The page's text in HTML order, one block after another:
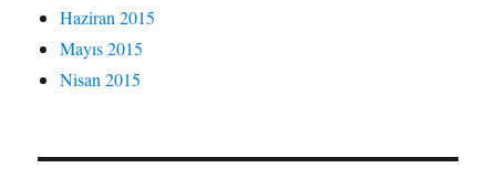
Haziran 2015
Mayıs 2015
Nisan 2015